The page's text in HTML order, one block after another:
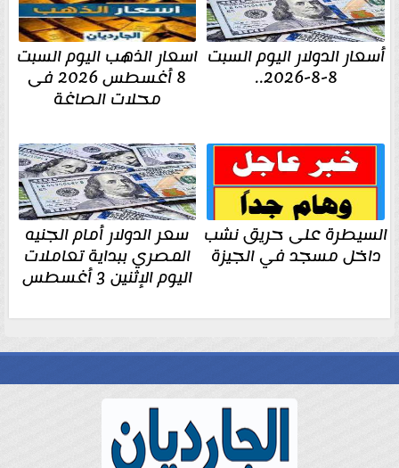
أسعار الدولار اليوم السبت
8-8-2026..
اسعار الذهب اليوم السبت
8 أغسطس 2026 فى
محلات الصاغة
السيطرة على حريق نشب
داخل مسجد في الجيزة
سعر الدولار أمام الجنيه
المصري ببداية تعاملات
اليوم الإثنين 3 أغسطس